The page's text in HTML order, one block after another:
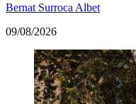
Bernat Surroca Albet
09/08/2026